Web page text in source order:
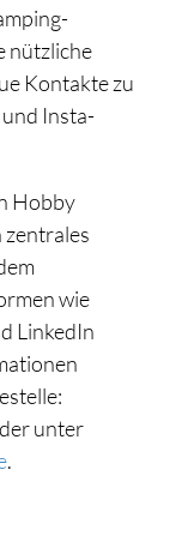
nützliche
Kontakte zu
Insta-
Hobby
zentrales
wie
LinkedIn
unter
.